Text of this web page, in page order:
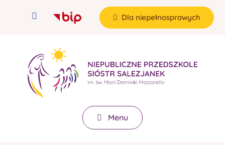
Dla niepełnosprawych
Menu